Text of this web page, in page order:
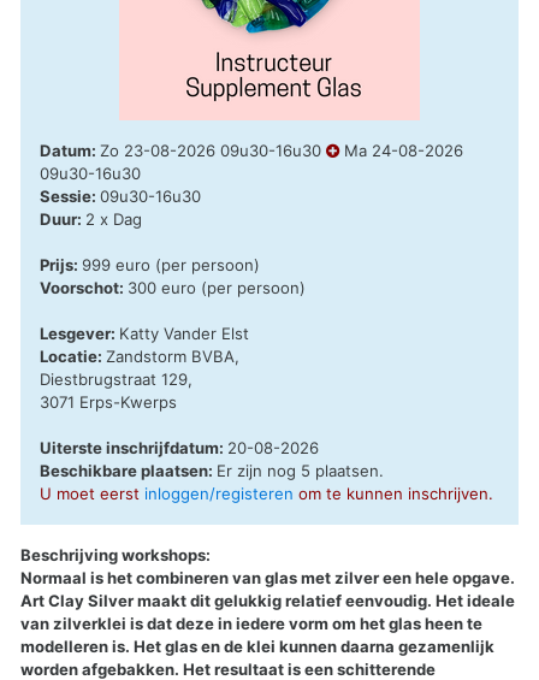
Datum: Zo 23-08-2026 09u30-16u30
Ma 24-08-2026
09u30-16u30
Sessie:09u30-16u30
Duur: 2 x Dag
Prijs:999 euro (per persoon)
Voorschot: 300 euro (per persoon)
Lesgever: Katty Vander Elst
Locatie: Zandstorm BVBA,
Diestbrugstraat 129,
3071 Erps-Kwerps
Uiterste inschrijfdatum: 20-08-2026
Beschikbare plaatsen: Er zijn nog 5 plaatsen.
U moet eerst inloggen/registeren om te kunnen inschrijven.
Beschrijving workshops:
Normaal is het combineren van glas met zilver een hele opgave.
Art Clay Silver maakt dit gelukkig relatief eenvoudig. Het ideale
van zilverklei is dat deze in iedere vorm om het glas heen te
modelleren is. Het glas en de klei kunnen daarna gezamenlijk
worden afgebakken. Het resultaat is een schitterende